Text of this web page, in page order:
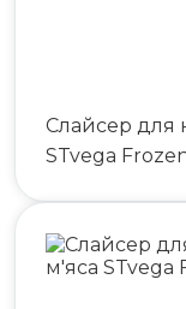
Слайсер для
STvega